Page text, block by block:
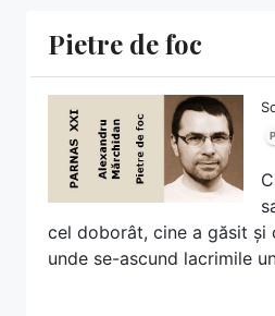
Pietre de foc
cel doborât, cine a găsit și
unde se-ascund lacrimile